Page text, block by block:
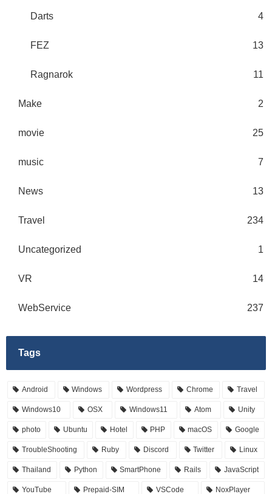
Darts 4
FEZ 13
Ragnarok 11
Make 2
movie 25
music 7
News 13
Travel 234
Uncategorized 1
VR 14
WebService 237
Tags
Android Windows Wordpress Chrome Travel
Windows10 OSX Windows11 Atom Unity
photo Ubuntu Hotel PHP macOS Google
TroubleShooting Ruby Discord Twitter Linux
Thailand Python SmartPhone Rails JavaScript
YouTube Prepaid-SIM VSCode NoxPlayer